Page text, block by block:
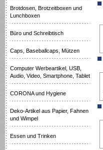
Brotdosen, Brotzeitboxen und
Lunchboxen
Büro und Schreibtisch
Caps, Baseballcaps, Mützen
Computer Werbeartikel, USB,
Audio, Video, Smartphone, Tablet
CORONA und Hygiene
Deko-Artikel aus Papier, Fahnen
und Wimpel
Essen und Trinken